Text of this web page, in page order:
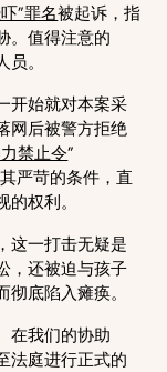
”罪名被起诉，指
。值得注意的
。
开始就对本案采
网后被警方拒绝
禁止令”
严苛的条件，直
权利。
这一打击无疑是
，还被迫与孩子
底陷入瘫痪。
在我们的协助
法庭进行正式的